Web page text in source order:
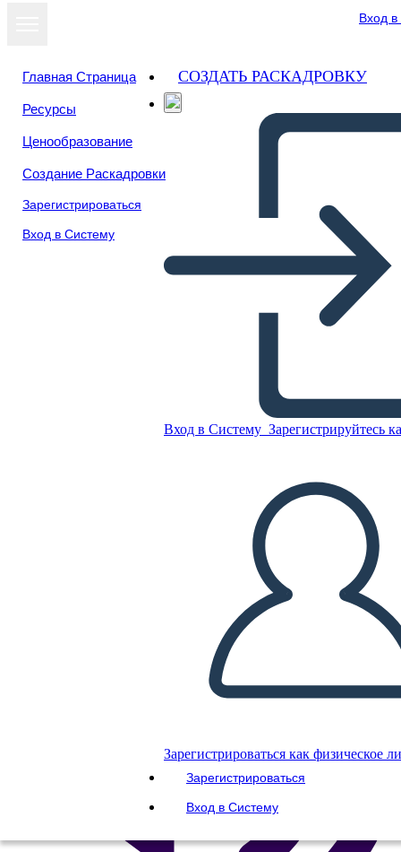
Вход
Главная Страница
Ресурсы
Ценообразование
Создание Раскадровки
Зарегистрироваться
Вход в Систему
СОЗДАТЬ РАСКАДРОВКУ
Вход в Систему Зарегистрируйтесь
Зарегистрироваться как физическое
Зарегистрироваться
Вход в Систему
ВОСПРОИЗВЕСТИ СЛАЙД-ШОУ
ПОЧИТАЙ МНЕ